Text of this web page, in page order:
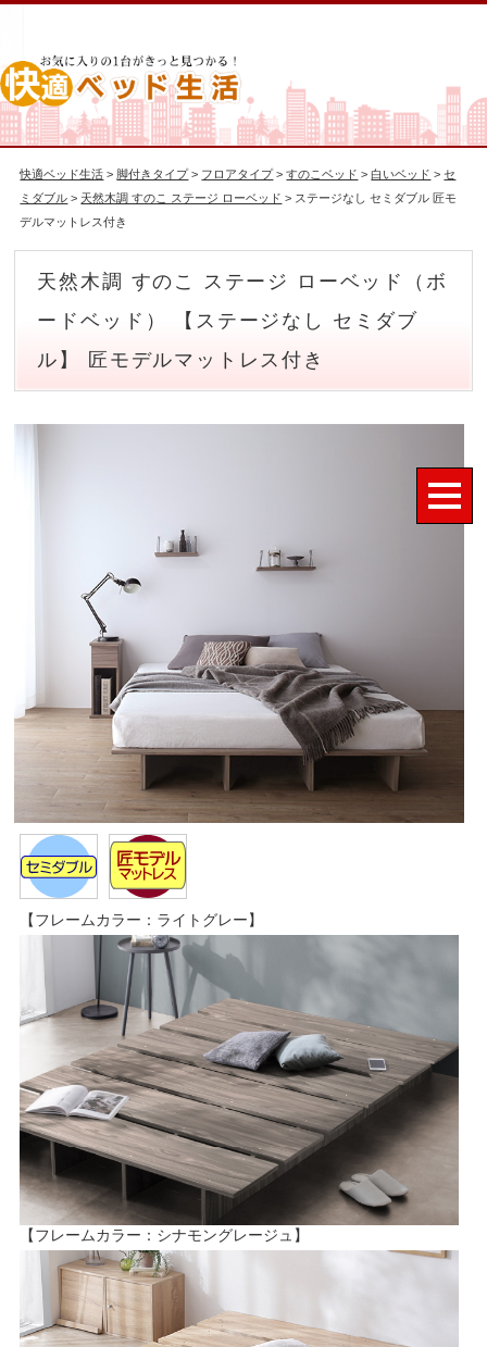
快適ベッド生活 > 脚付きタイプ > フロアタイプ >すのこベッド >白いベッド >セ
ミダブル > 天然木調 すのこ ステージ ローベッド > ステージなし セミダブル 匠モ
デルマットレス付き
天然木調 すのこ ステージ ローベッド（ボ
ードベッド） 【ステージなし セミダブ
ル】 匠モデルマットレス付き
【フレームカラー：ライトグレー】
【フレームカラー：シナモングレージュ】